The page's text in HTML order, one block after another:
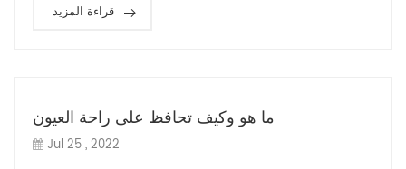
قراءة المزيد
ما هو وكيف تحافظ على راحة العيون
Jul 25 , 2022